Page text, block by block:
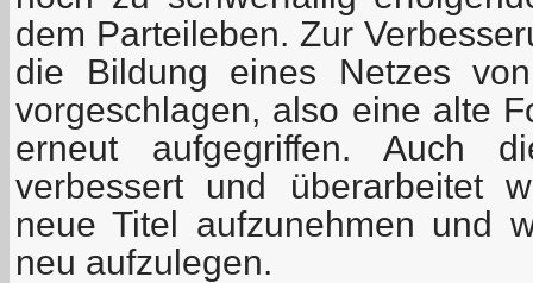
dem Parteileben. Zur
die Bildung eines Netzes von
vorgeschlagen, also eine alte
erneut aufgegriffen. Auch
verbessert und überarbeitet
neue Titel aufzunehmen und
neu aufzulegen.